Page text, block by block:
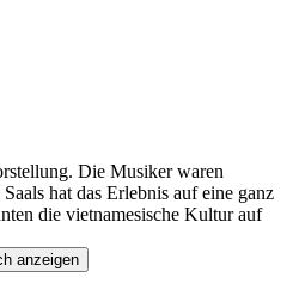
Die Musiker waren
hat das Erlebnis auf eine ganz
die vietnamesische Kultur auf
anzeigen